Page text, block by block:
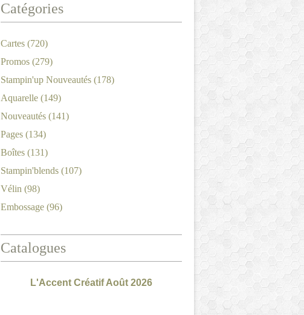
Catégories
Cartes (720)
Promos (279)
Stampin'up Nouveautés (178)
Aquarelle (149)
Nouveautés (141)
Pages (134)
Boîtes (131)
Stampin'blends (107)
Vélin (98)
Embossage (96)
Catalogues
L'Accent Créatif Août 2026